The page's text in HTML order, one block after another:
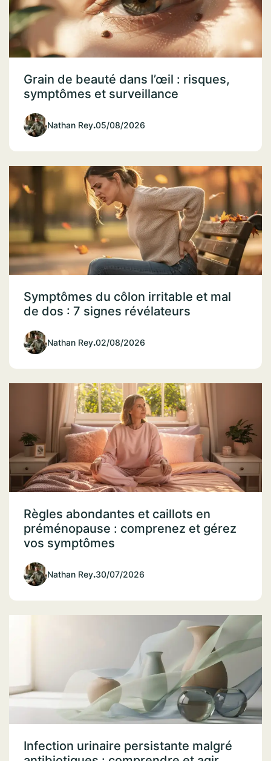
Grain de beauté dans l’œil : risques,
symptômes et surveillance
Nathan Rey.05/08/2026
Symptômes du côlon irritable et mal
de dos : 7 signes révélateurs
Nathan Rey.02/08/2026
Règles abondantes et caillots en
préménopause : comprenez et gérez
vos symptômes
Nathan Rey.30/07/2026
Infection urinaire persistante malgré